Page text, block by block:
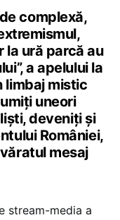
complexă,
ură parcă au
a apelului la
limbaj mistic
uneori
deveniți și
României,
mesaj
stream-media a